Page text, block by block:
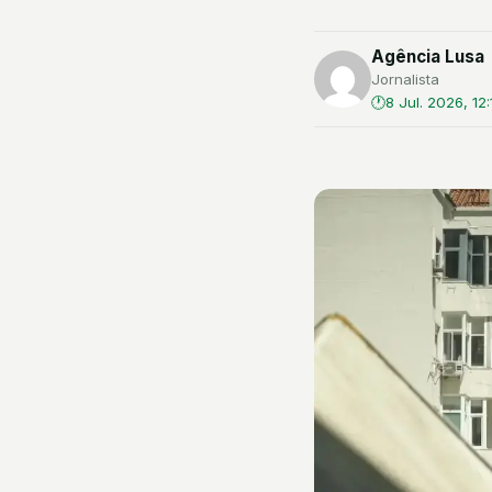
Agência Lusa
Jornalista
8 Jul. 2026,